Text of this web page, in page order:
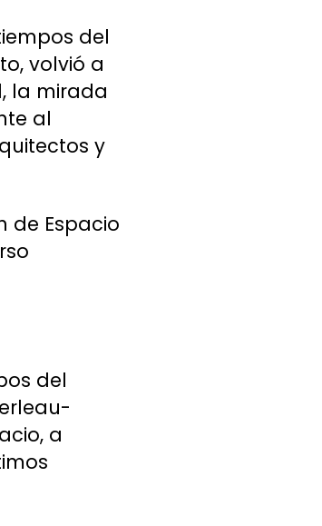
del
volvió a
la mirada
al
y
de Espacio
del
a